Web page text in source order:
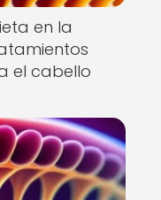
en la
el cabello